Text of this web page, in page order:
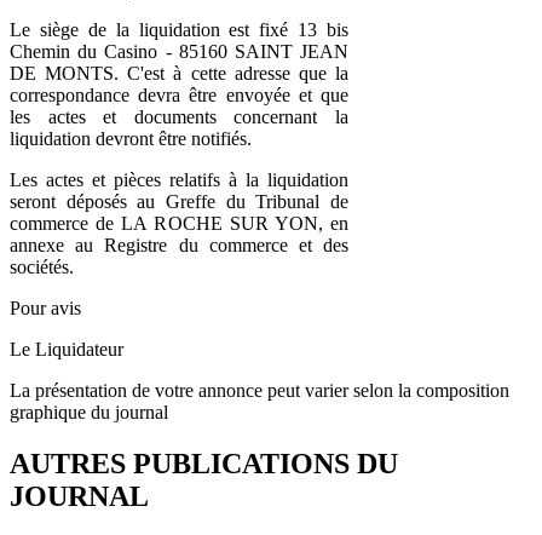
Le siège de la liquidation est fixé 13 bis
Chemin du Casino - 85160 SAINT JEAN
DE MONTS. C'est à cette adresse que la
correspondance devra être envoyée et que
les actes et documents concernant la
liquidation devront être notifiés.
Les actes et pièces relatifs à la liquidation
seront déposés au Greffe du Tribunal de
commerce de LA ROCHE SUR YON, en
annexe au Registre du commerce et des
sociétés.
Pour avis
Le Liquidateur
La présentation de votre annonce peut varier selon la composition
graphique du journal
AUTRES PUBLICATIONS DU
JOURNAL